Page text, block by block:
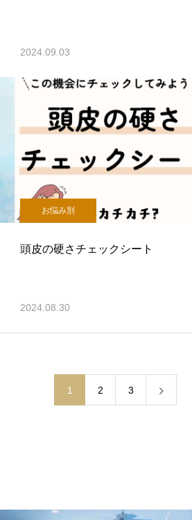
2024.09.03
お悩み別
頭皮の硬さチェックシート
2024.08.30
1 2 3